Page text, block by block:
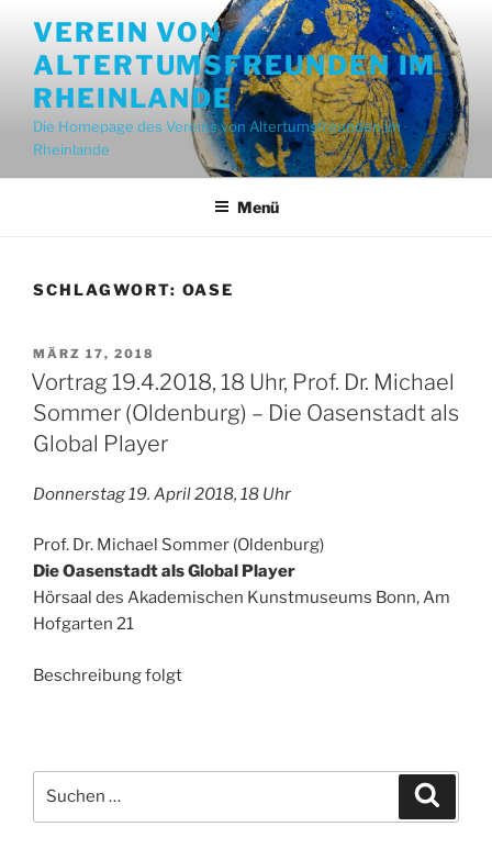
Inhalt
springen
VEREIN VON
ALTERTUMSFREUNDEN IM
RHEINLANDE
Die Homepage des Vereins von Altertumsfreunden im
Rheinlande
Menü
SCHLAGWORT: OASE
VERÖFFENTLICHT
AM
MÄRZ 17, 2018
Vortrag 19.4.2018, 18 Uhr, Prof. Dr. Michael
Sommer (Oldenburg) – Die Oasenstadt als
Global Player
Donnerstag 19. April 2018, 18 Uhr
Prof. Dr. Michael Sommer (Oldenburg)
Die Oasenstadt als Global Player
Hörsaal des Akademischen Kunstmuseums Bonn, Am
Hofgarten 21
Beschreibung folgt
nach: